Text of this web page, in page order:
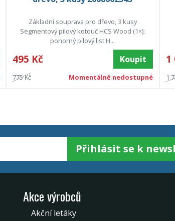
Základní souprava pro dřevo, 3 kusy
Segmentový pilový kotouč HCS Wood (1×);
ponorný pilový list H...
495 Kč Koupit
775 Kč Momentálně nedostupné
1
1
Přihlásit se k
Akce výrobců
Akční letáky